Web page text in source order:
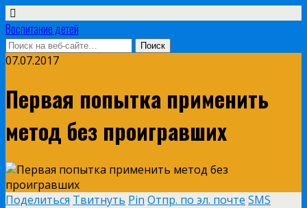
Воспитание детей
07.07.2017
Первая попытка применить
метод без проигравших
Поделиться Твитнуть Pin Отпр. по эл. почте SMS